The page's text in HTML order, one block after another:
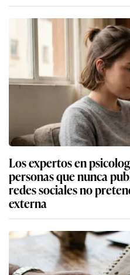
Los expertos en
personas que nunca
redes sociales no
externa